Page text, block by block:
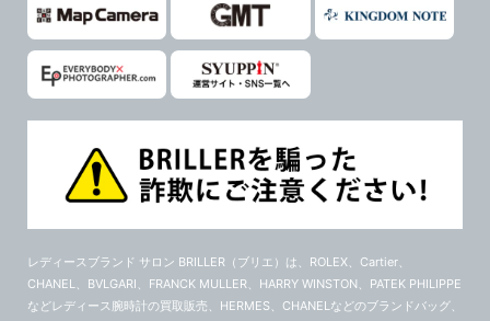
レディースブランド サロン BRILLER（ブリエ） は、ROLEX、Cartier、
CHANEL、BVLGARI、FRANCK MULLER、HARRY WINSTON、PATEK PHILIPPE
などレディース腕時計の買取販売、HERMES、CHANELなどのブランドバッグ、